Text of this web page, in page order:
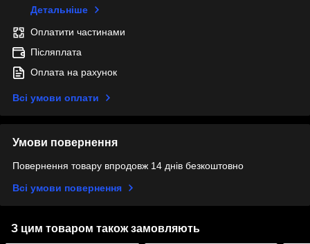
Детальніше
Оплатити частинами
Післяплата
Оплата на рахунок
Всі умови оплати
Умови повернення
Повернення товару впродовж 14 днів безкоштовно
Всі умови повернення
З цим товаром також замовляють